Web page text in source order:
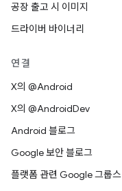
공장 출고 시 이미지
드라이버 바이너리
연결
X의 @Android
X의 @AndroidDev
Android 블로그
Google 보안 블로그
플랫폼 관련 Google 그룹스